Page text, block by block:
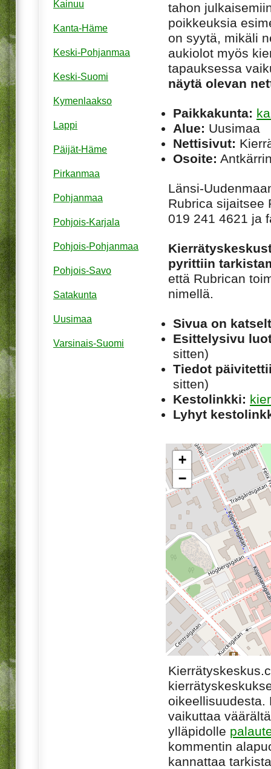
tahon
poikkeuksia
on syytä, mikäli
aukiolot myös
tapauksessa
näytä olevan
Paikkakunta:
Alue: Uusimaa
Nettisivut:
Osoite:
Länsi-
Rubrica sijaitsee
019 241 4621 ja
pyrittiin
että Rubrican
nimellä.
Sivua on
Esittelysivu
sitten)
Tiedot
sitten)
Kestolinkki:
Lyhyt
+
−
oikeellisuudesta.
vaikuttaa
ylläpidolle
kommentin
kannattaa
Kainuu
Kanta-Häme
Keski-Pohjanmaa
Keski-Suomi
Kymenlaakso
Lappi
Päijät-Häme
Pirkanmaa
Pohjanmaa
Pohjois-Karjala
Pohjois-Pohjanmaa
Pohjois-Savo
Satakunta
Uusimaa
Varsinais-Suomi